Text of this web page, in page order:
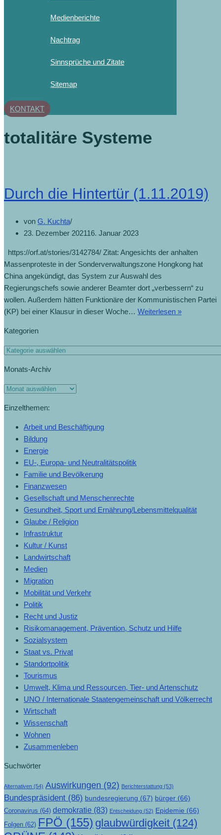
Medienberichte
Nachtrag
Sinnsprüche und Zitate
Sitemap
KONTAKT
totalitäre Systeme
Durch die Hintertür (1.11.2019)
von G. Kuchta
23. Dezember 202116. Januar 2023
https://orf.at/stories/3142784/ Zitat: Angesichts der anhalten
Massenproteste in der Sonderverwaltungszone Hongkong hat
China angekündigt, das System zur Auswahl des
Regierungschefs sowie anderer Beamter dort „verbessern“ zu
wollen. Außerdem hätten Funktionäre der Kommunistischen Partei
(KP) bei einer Klausur in dieser Woche… Weiterlesen »
Kategorien
Monats-Archiv
Einzelthemen:
Arbeit und Beschäftigung
Bildung
Energie
EU-, Europa- und Neutralitätspolitik
Familie und Bevölkerung
Finanzwesen
Gesellschaft und Menschenrechte
Gesundheit, Sport und Ernährung/Lebensmittelqualität
Glaube / Religion
Infrastruktur
Kultur / Kunst
Landwirtschaft
Medien
Migration
Mobilität und Verkehr
Politik
Recht und Justiz
Risikomanagement, Prävention, Schutz und Hilfe
Sozialsystem
Staat vs. Privat
Standortpolitik
Tourismus
Umwelt, Klima und Ressourcen, Tier- und Artenschutz
UNO / Internationale Staatengemeinschaft und Völkerrecht
Wirtschaft
Wissenschaft
Wohnen
Zusammenleben
Suchwörter
Alternativen (54) Auswirkungen (92) Berichterstattung (53)
Bundespräsident (86) bundesregierung (67) bürger (66)
Coronavirus (64) demokratie (83) Entscheidung (52) Epidemie (66)
Folgen (62) FPÖ (155) glaubwürdigkeit (124)